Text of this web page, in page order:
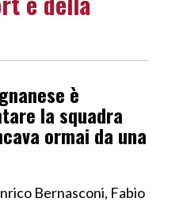
è
la squadra
ormai da una
Bernasconi, Fabio